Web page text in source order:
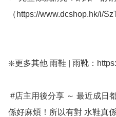
（https://www.dcshop.hk/i/
❇️更多其他 雨鞋 | 雨靴：
係好麻煩！所以有對 水鞋真